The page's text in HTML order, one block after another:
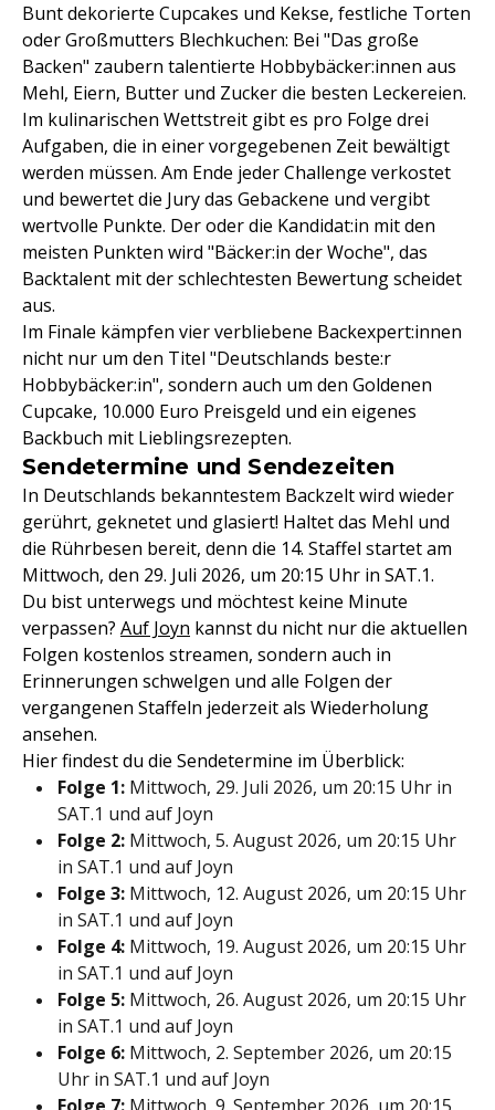
Bunt dekorierte Cupcakes und Kekse, festliche Torten
oder Großmutters Blechkuchen: Bei "Das große
Backen" zaubern talentierte Hobbybäcker:innen aus
Mehl, Eiern, Butter und Zucker die besten Leckereien.
Im kulinarischen Wettstreit gibt es pro Folge drei
Aufgaben, die in einer vorgegebenen Zeit bewältigt
werden müssen. Am Ende jeder Challenge verkostet
und bewertet die Jury das Gebackene und vergibt
wertvolle Punkte. Der oder die Kandidat:in mit den
meisten Punkten wird "Bäcker:in der Woche", das
Backtalent mit der schlechtesten Bewertung scheidet
aus.
Im Finale kämpfen vier verbliebene Backexpert:innen
nicht nur um den Titel "Deutschlands beste:r
Hobbybäcker:in", sondern auch um den Goldenen
Cupcake, 10.000 Euro Preisgeld und ein eigenes
Backbuch mit Lieblingsrezepten.
Sendetermine und Sendezeiten
In Deutschlands bekanntestem Backzelt wird wieder
gerührt, geknetet und glasiert! Haltet das Mehl und
die Rührbesen bereit, denn die 14. Staffel startet am
Mittwoch, den 29. Juli 2026, um 20:15 Uhr in SAT.1.
Du bist unterwegs und möchtest keine Minute
verpassen? Auf Joyn kannst du nicht nur die aktuellen
Folgen kostenlos streamen, sondern auch in
Erinnerungen schwelgen und alle Folgen der
vergangenen Staffeln jederzeit als Wiederholung
ansehen.
Hier findest du die Sendetermine im Überblick:
Folge 1: Mittwoch, 29. Juli 2026, um 20:15 Uhr in
SAT.1 und auf Joyn
Folge 2: Mittwoch, 5. August 2026, um 20:15 Uhr
in SAT.1 und auf Joyn
Folge 3: Mittwoch, 12. August 2026, um 20:15 Uhr
in SAT.1 und auf Joyn
Folge 4: Mittwoch, 19. August 2026, um 20:15 Uhr
in SAT.1 und auf Joyn
Folge 5: Mittwoch, 26. August 2026, um 20:15 Uhr
in SAT.1 und auf Joyn
Folge 6: Mittwoch, 2. September 2026, um 20:15
Uhr in SAT.1 und auf Joyn